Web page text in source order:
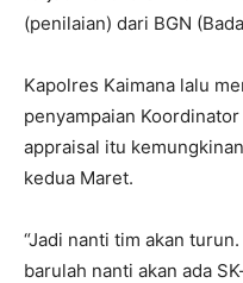
(penilaian) dari BGN
Kapolres Kaimana lalu
penyampaian
appraisal itu
kedua Maret.
“Jadi nanti tim akan
barulah nanti akan ada